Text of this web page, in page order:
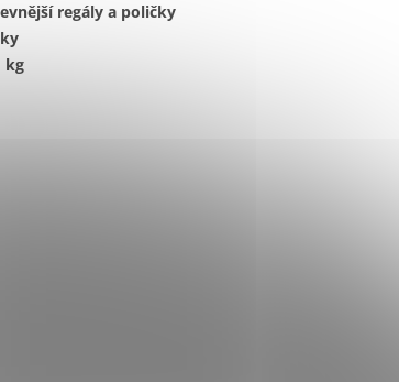
regály a poličky
kg